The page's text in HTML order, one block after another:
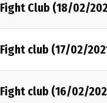
Fight Club (18/02/
Fight club (17/02/
Fight club (16/02/